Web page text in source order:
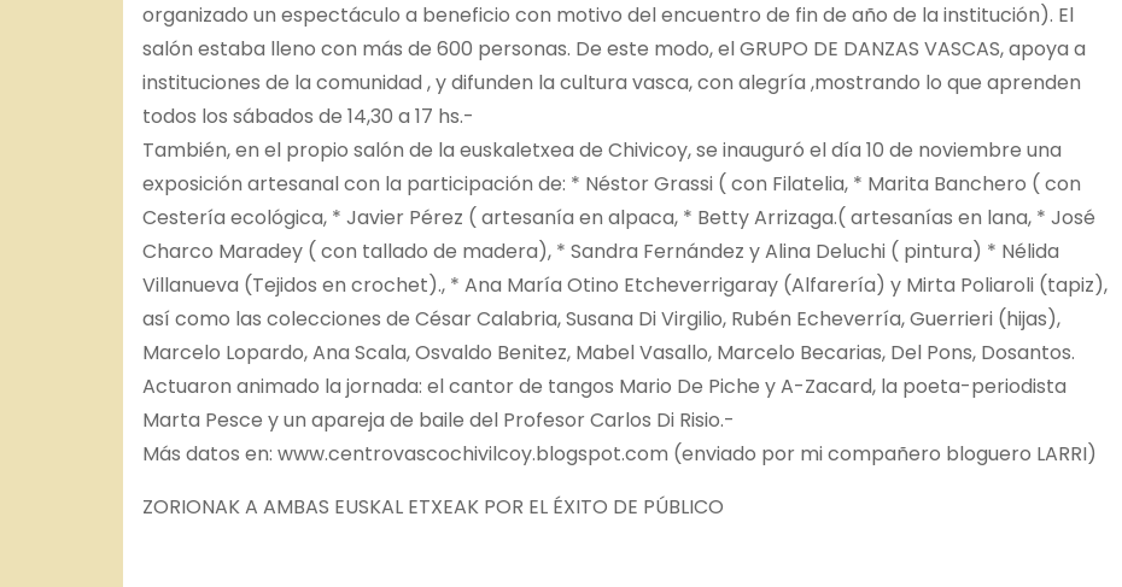
organizado un espectáculo a beneficio con motivo del encuentro de fin de año de la institución). El
salón estaba lleno con más de 600 personas. De este modo, el GRUPO DE DANZAS VASCAS, apoya a
instituciones de la comunidad , y difunden la cultura vasca, con alegría ,mostrando lo que aprenden
todos los sábados de 14,30 a 17 hs.-
También, en el propio salón de la euskaletxea de Chivicoy, se inauguró el día 10 de noviembre una
exposición artesanal con la participación de: * Néstor Grassi ( con Filatelia, * Marita Banchero ( con
Cestería ecológica, * Javier Pérez ( artesanía en alpaca, * Betty Arrizaga.( artesanías en lana, * José
Charco Maradey ( con tallado de madera), * Sandra Fernández y Alina Deluchi ( pintura) * Nélida
Villanueva (Tejidos en crochet)., * Ana María Otino Etcheverrigaray (Alfarería) y Mirta Poliaroli (tapiz),
así como las colecciones de César Calabria, Susana Di Virgilio, Rubén Echeverría, Guerrieri (hijas),
Marcelo Lopardo, Ana Scala, Osvaldo Benitez, Mabel Vasallo, Marcelo Becarias, Del Pons, Dosantos.
Actuaron animado la jornada: el cantor de tangos Mario De Piche y A-Zacard, la poeta-periodista
Marta Pesce y un apareja de baile del Profesor Carlos Di Risio.-
Más datos en: www.centrovascochivilcoy.blogspot.com (enviado por mi compañero bloguero LARRI)
ZORIONAK A AMBAS EUSKAL ETXEAK POR EL ÉXITO DE PÚBLICO